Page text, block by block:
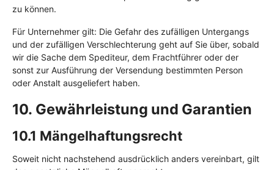
zu können.
Für Unternehmer gilt: Die Gefahr des zufälligen Untergangs
und der zufälligen Verschlechterung geht auf Sie über, sobald
wir die Sache dem Spediteur, dem Frachtführer oder der
sonst zur Ausführung der Versendung bestimmten Person
oder Anstalt ausgeliefert haben.
10. Gewährleistung und Garantien​​​​​​​
10.1 Mängelhaftungsrecht
Soweit nicht nachstehend ausdrücklich anders vereinbart, gilt